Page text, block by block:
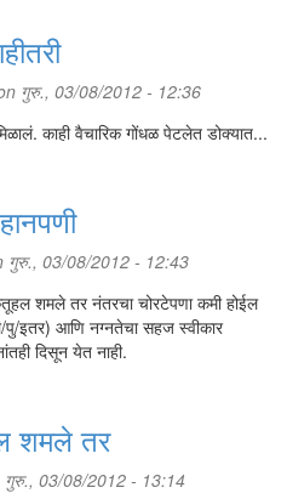
गुरु., 03/08/2012 - 12:36
काही वैचारिक गोंधळ पेटलेत डोक्यात...
03/08/2012 - 12:43
शमले तर नंतरचा चोरटेपणा कमी होईल
पु/इतर) आणि नग्नतेचा सहज स्वीकार
दिसून येत नाही.
शमले तर
03/08/2012 - 13:14